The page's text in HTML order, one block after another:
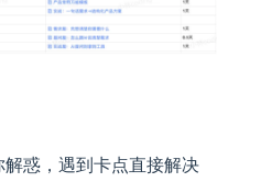
惑，遇到卡点直接解决